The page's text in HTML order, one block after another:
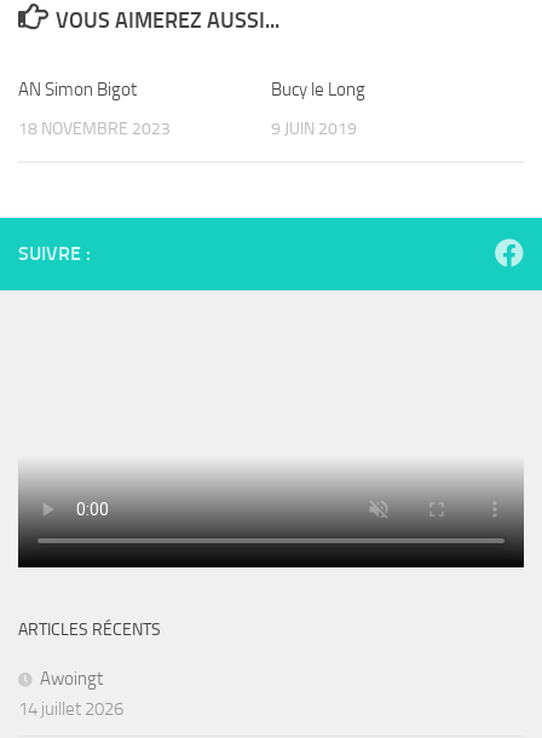
VOUS AIMEREZ AUSSI...
AN Simon Bigot
18 NOVEMBRE 2023
Bucy le Long
9 JUIN 2019
SUIVRE :
ARTICLES RÉCENTS
Awoingt
14 juillet 2026